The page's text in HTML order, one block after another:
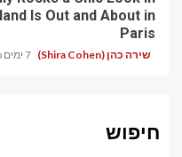
Is Out and About in
Paris
שירה כהן (Shira Cohen) 7 ימים ago
חיפוש